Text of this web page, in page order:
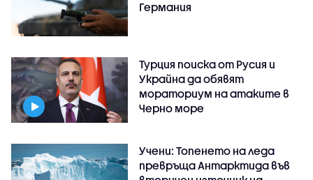
Германия
Турция поиска от Русия и
Украйна да обявят
мораториум на атаките в
Черно море
Учени: Топенето на леда
превръща Антарктида във